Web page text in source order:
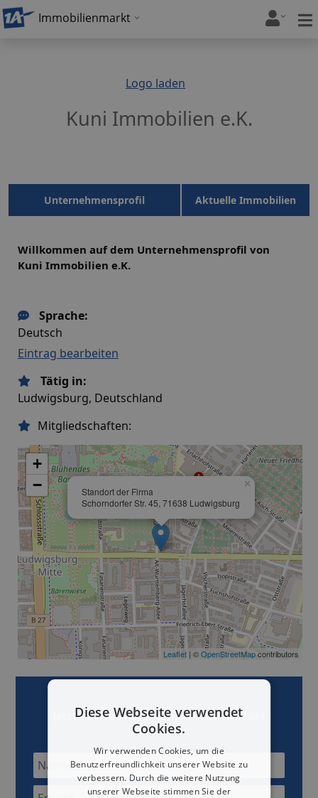
Immobilienmarkt
Logo laden
Kuni Immobilien e.K.
Unternehmensprofil Aktuelle Immobilien
Willkommen auf dem Unternehmensprofil von
Kuni Immobilien e.K.
Sprache:
Deutsch
Eintrag bearbeiten
Tätig in:
Ludwigsburg, Deutschland
Mitgliedschaften:
Standort der Firma
Schorndorfer Str. 45, 71638 Ludwigsburg
×
+
−
Leaflet | ©OpenStreetMapcontributors
Jetzt mitKuni Immobilien e.K.Kontakt
aufnehmen
Diese Webseite verwendet
Cookies.
Wir verwenden Cookies, um die
Benutzerfreundlichkeit unserer Website zu
verbessern. Durch die weitere Nutzung
unserer Webseite stimmen Sie der